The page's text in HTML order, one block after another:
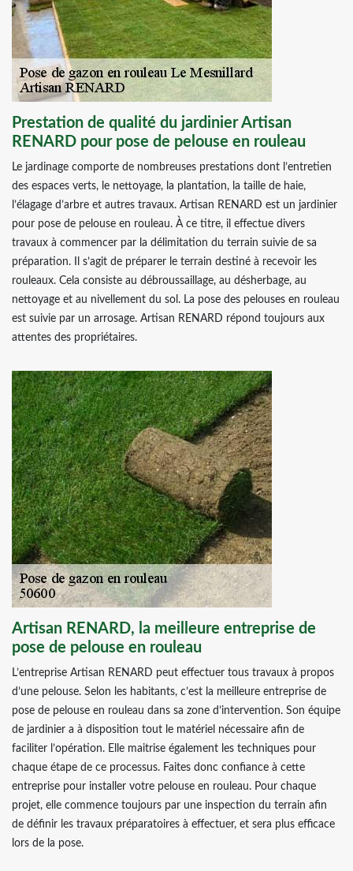
Prestation de qualité du jardinier Artisan
RENARD pour pose de pelouse en rouleau
Le jardinage comporte de nombreuses prestations dont l’entretien
des espaces verts, le nettoyage, la plantation, la taille de haie,
l’élagage d’arbre et autres travaux. Artisan RENARD est un jardinier
pour pose de pelouse en rouleau. À ce titre, il effectue divers
travaux à commencer par la délimitation du terrain suivie de sa
préparation. Il s’agit de préparer le terrain destiné à recevoir les
rouleaux. Cela consiste au débroussaillage, au désherbage, au
nettoyage et au nivellement du sol. La pose des pelouses en rouleau
est suivie par un arrosage. Artisan RENARD répond toujours aux
attentes des propriétaires.
Artisan RENARD, la meilleure entreprise de
pose de pelouse en rouleau
L’entreprise Artisan RENARD peut effectuer tous travaux à propos
d’une pelouse. Selon les habitants, c’est la meilleure entreprise de
pose de pelouse en rouleau dans sa zone d’intervention. Son équipe
de jardinier a à disposition tout le matériel nécessaire afin de
faciliter l’opération. Elle maitrise également les techniques pour
chaque étape de ce processus. Faites donc confiance à cette
entreprise pour installer votre pelouse en rouleau. Pour chaque
projet, elle commence toujours par une inspection du terrain afin
de définir les travaux préparatoires à effectuer, et sera plus efficace
lors de la pose.